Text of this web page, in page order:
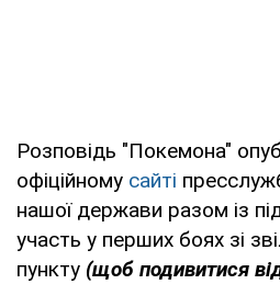
Розповідь "Покемона"
офіційному сайті
нашої держави разом із
участь у перших боях зі
пункту (щоб подивитися